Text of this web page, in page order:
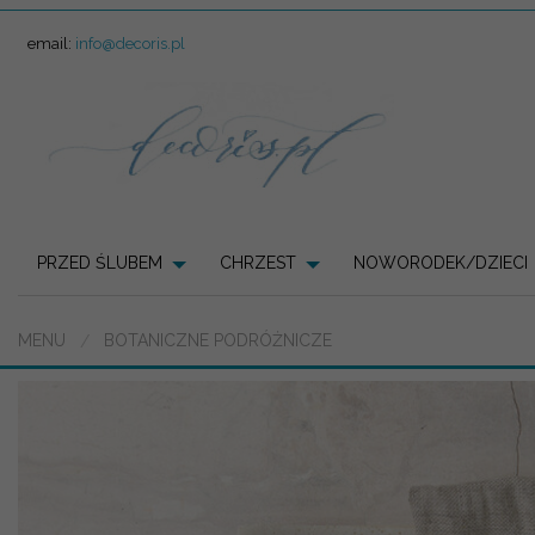
email: info@decoris.pl
PRZED ŚLUBEM CHRZEST NOWORODEK/DZIECI
MENU BOTANICZNE PODRÓŻNICZE